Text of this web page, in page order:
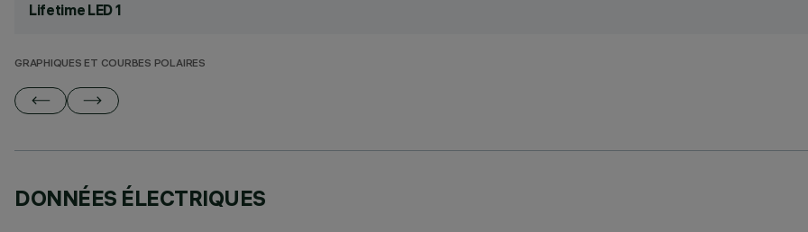
Lifetime LED 1
GRAPHIQUES ET COURBES POLAIRES
DONNÉES ÉLECTRIQUES